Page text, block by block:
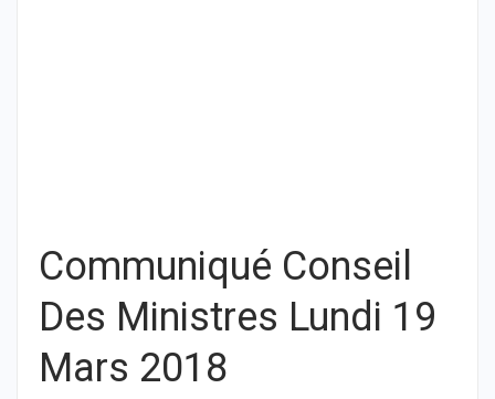
Communiqué Conseil
Des Ministres Lundi 19
Mars 2018